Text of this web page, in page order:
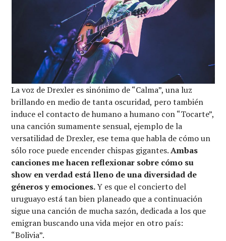
La voz de Drexler es sinónimo de “Calma”, una luz
brillando en medio de tanta oscuridad, pero también
induce el contacto de humano a humano con “Tocarte”,
una canción sumamente sensual, ejemplo de la
versatilidad de Drexler, ese tema que habla de cómo un
sólo roce puede encender chispas gigantes.Ambas
canciones me hacen reflexionar sobre cómo su
show en verdad está lleno de una diversidad de
géneros y emociones.Y es que el concierto del
uruguayo está tan bien planeado que a continuación
sigue una canción de mucha sazón, dedicada a los que
emigran buscando una vida mejor en otro país:
“Bolivia”.